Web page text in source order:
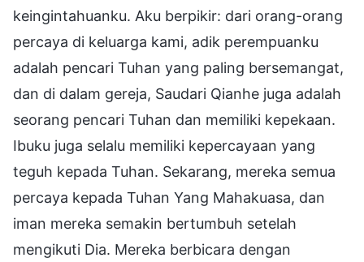
keingintahuanku. Aku berpikir: dari orang-orang
percaya di keluarga kami, adik perempuanku
adalah pencari Tuhan yang paling bersemangat,
dan di dalam gereja, Saudari Qianhe juga adalah
seorang pencari Tuhan dan memiliki kepekaan.
Ibuku juga selalu memiliki kepercayaan yang
teguh kepada Tuhan. Sekarang, mereka semua
percaya kepada Tuhan Yang Mahakuasa, dan
iman mereka semakin bertumbuh setelah
mengikuti Dia. Mereka berbicara dengan